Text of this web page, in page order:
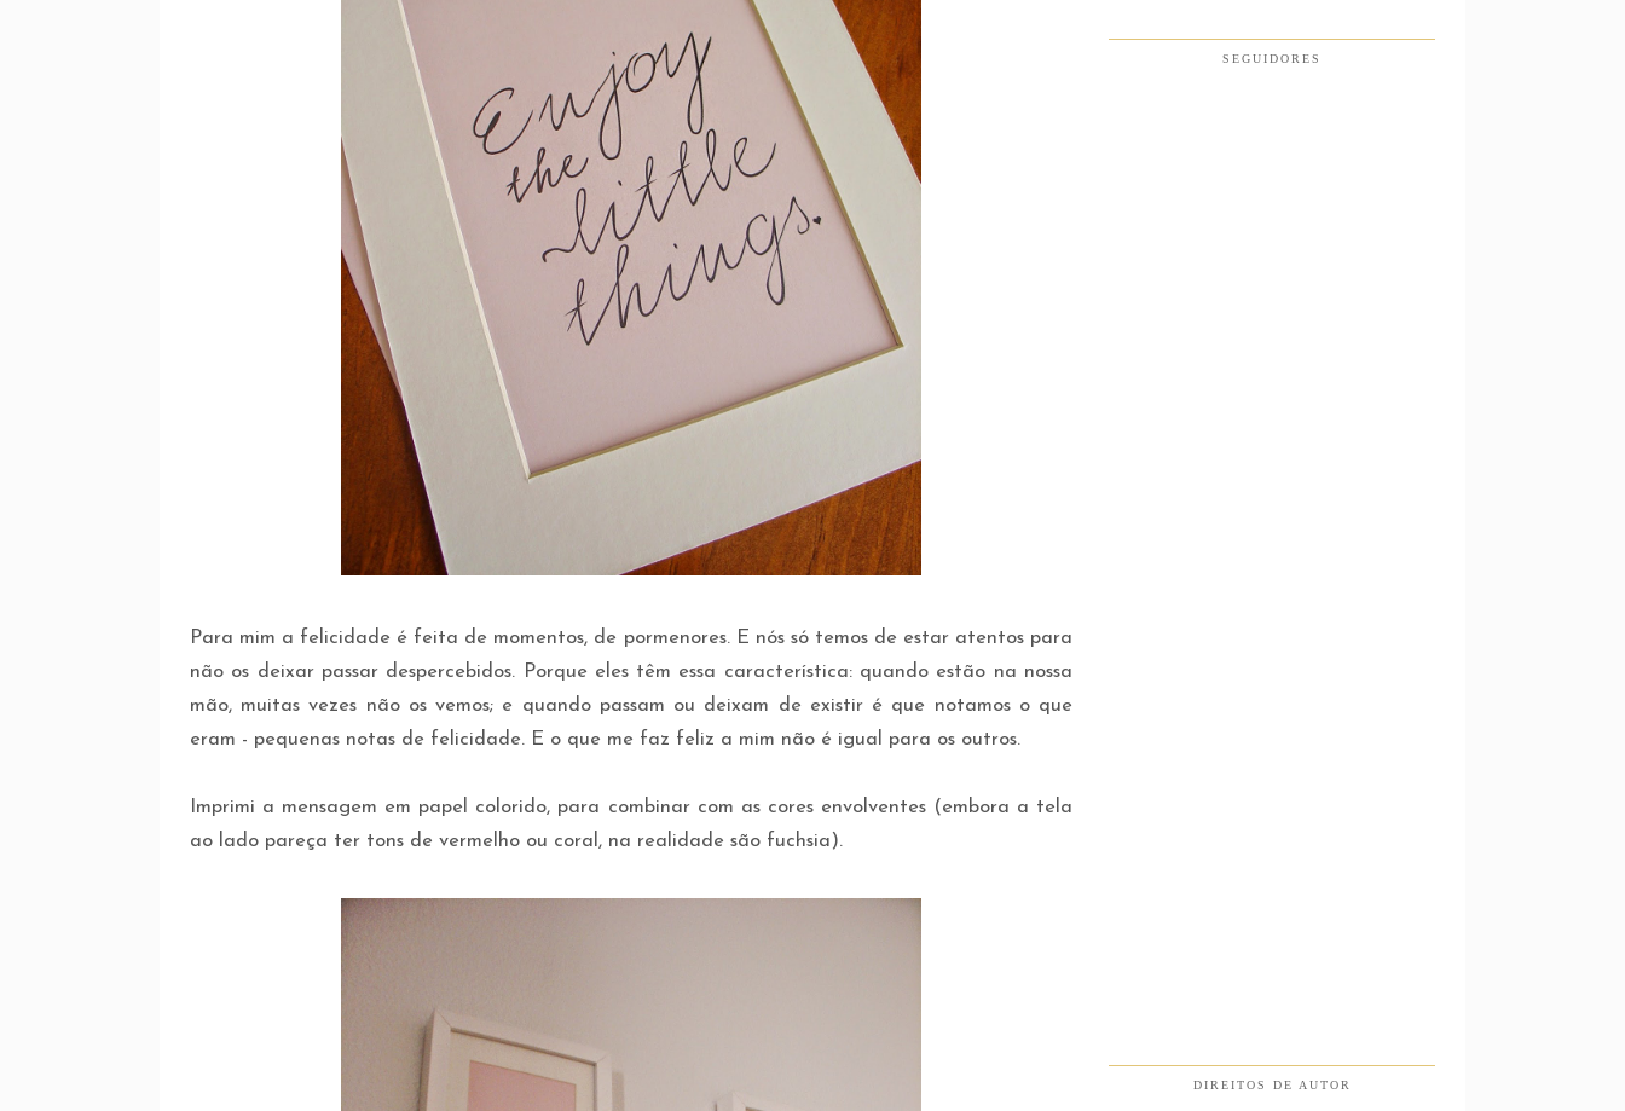
Para mim a felicidade é feita de momentos, de pormenores. E nós só temos de estar atentos para
não os deixar passar despercebidos. Porque eles têm essa característica: quando estão na nossa
mão, muitas vezes não os vemos; e quando passam ou deixam de existir é que notamos o que
eram - pequenas notas de felicidade. E o que me faz feliz a mim não é igual para os outros.
Imprimi a mensagem em papel colorido, para combinar com as cores envolventes (embora a tela
ao lado pareça ter tons de vermelho ou coral, na realidade são fuchsia).
SEGUIDORES
DIREITOS DE AUTOR